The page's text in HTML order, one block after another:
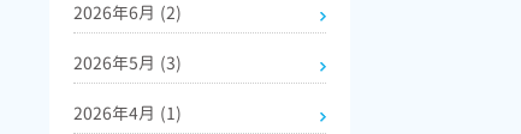
2026年6月 (2)
2026年5月 (3)
2026年4月 (1)